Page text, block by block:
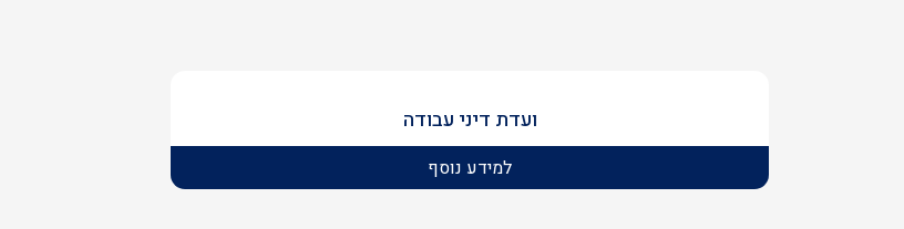
ועדת דיני עבודה
למידע נוסף